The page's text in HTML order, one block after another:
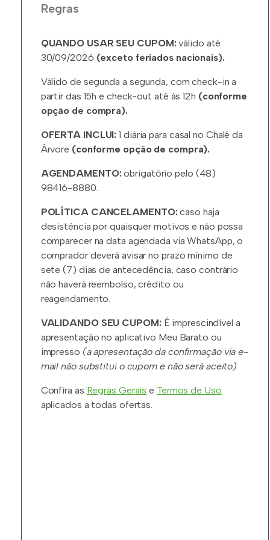
Regras
QUANDO USAR SEU CUPOM:válido até
30/09/2026 (exceto feriados nacionais).
Válido de segunda a segunda, com check-in a
partir das 15h e check-out até às 12h (conforme
opção de compra).
OFERTA INCLUI: 1 diária para casal no Chalé da
Árvore (conforme opção de compra).
AGENDAMENTO:obrigatório pelo (48)
98416-8880.
POLÍTICA CANCELAMENTO:caso haja
desistência por quaisquer motivos e não possa
comparecer na data agendada via WhatsApp, o
comprador deverá avisar no prazo mínimo de
sete (7) dias de antecedência, caso contrário
não haverá reembolso, crédito ou
reagendamento.
VALIDANDO SEU CUPOM:É imprescindível a
apresentação no aplicativo Meu Barato ou
impresso (a apresentação da confirmação via e-
mail não substitui o cupom e não será aceito).
Confira as Regras Gerais e Termos de Uso
aplicados a todas ofertas.